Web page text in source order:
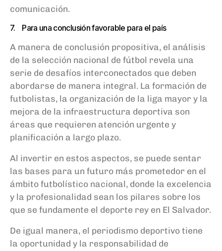
comunicación.
7. Para una conclusión favorable para el país
A manera de conclusión propositiva, el análisis
de la selección nacional de fútbol revela una
serie de desafíos interconectados que deben
abordarse de manera integral. La formación de
futbolistas, la organización de la liga mayor y la
mejora de la infraestructura deportiva son
áreas que requieren atención urgente y
planificación a largo plazo.
Al invertir en estos aspectos, se puede sentar
las bases para un futuro más prometedor en el
ámbito futbolístico nacional, donde la excelencia
y la profesionalidad sean los pilares sobre los
que se fundamente el deporte rey en El Salvador.
De igual manera, el periodismo deportivo tiene
la oportunidad y la responsabilidad de